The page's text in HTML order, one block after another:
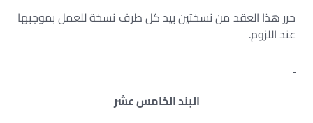
حرر هذا العقد من نسختين بيد كل طرف نسخة للعمل بموجبها
عند اللزوم.
البند الخامس عشر